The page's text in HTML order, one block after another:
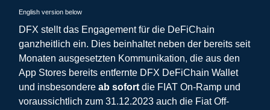
English version below
DFX stellt das Engagement für die DeFiChain
ganzheitlich ein. Dies beinhaltet neben der bereits seit
Monaten ausgesetzten Kommunikation, die aus den
App Stores bereits entfernte DFX DeFiChain Wallet
und insbesondere ab sofort die FIAT On-Ramp und
voraussichtlich zum 31.12.2023 auch die Fiat Off-